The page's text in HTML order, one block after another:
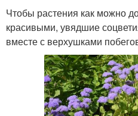
Чтобы растения как можно
красивыми, увядшие
вместе с верхушками